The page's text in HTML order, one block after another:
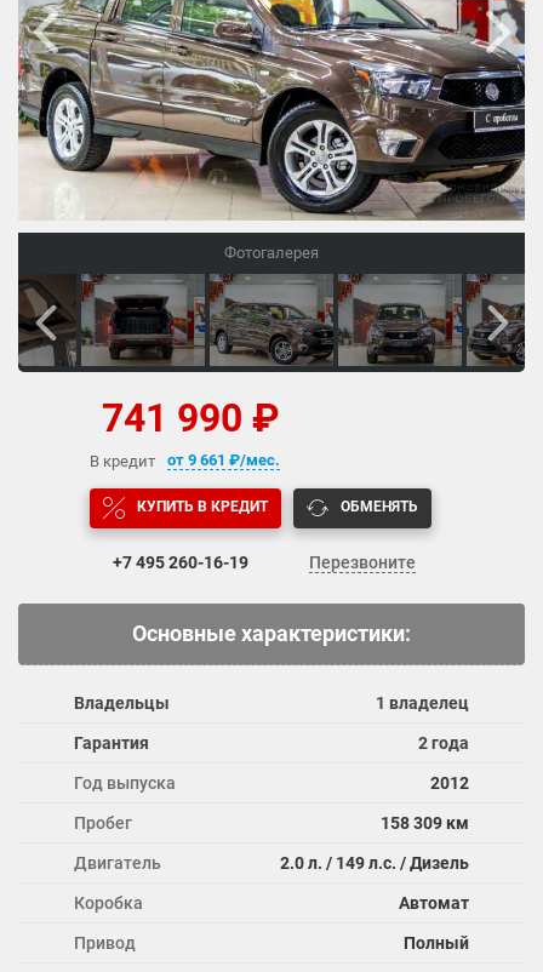
Фотогалерея
741 990 ₽
В кредит от 9 661 ₽/мес.
КУПИТЬ В КРЕДИТ ОБМЕНЯТЬ
+7 495260-16-19 Перезвоните
Основные характеристики:
Владельцы 1 владелец
Гарантия 2 года
Год выпуска 2012
Пробег 158 309 км
Двигатель 2.0 л. / 149 л.с. / Дизель
Коробка Автомат
Привод Полный